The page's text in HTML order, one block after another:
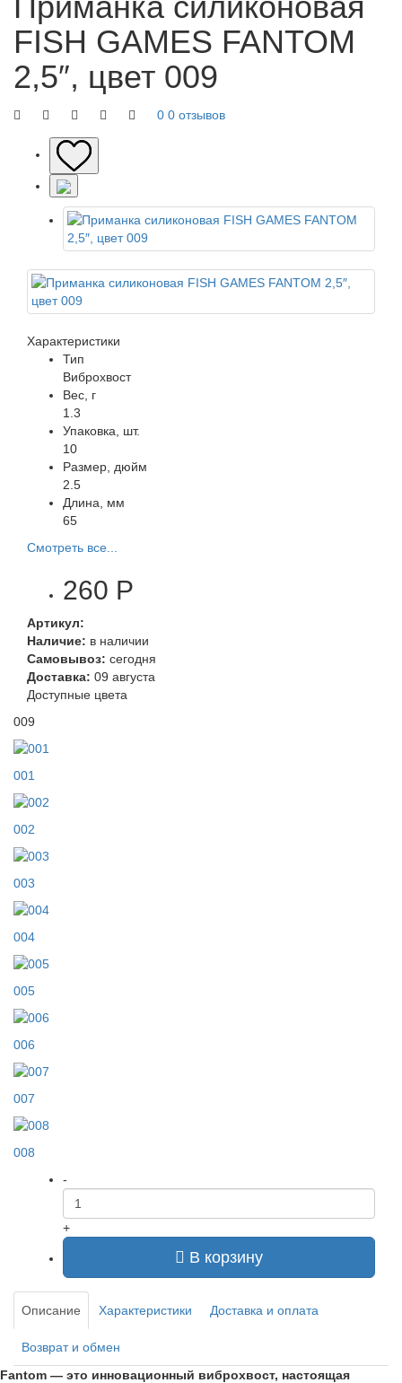
FISH GAMES FANTOM
2,5″, цвет 009
0 0 отзывов
Характеристики
Тип
Виброхвост
Вес, г
1.3
Упаковка, шт.
10
Размер, дюйм
2.5
Длина, мм
65
Смотреть все...
260 Р
Артикул:
Наличие: в наличии
Самовывоз: сегодня
Доставка: 09 августа
Доступные цвета
009
001
002
003
004
005
006
007
008
-
+
В корзину
Описание Характеристики Доставка и оплата
Возврат и обмен
Fantom — это инновационный виброхвост, настоящая